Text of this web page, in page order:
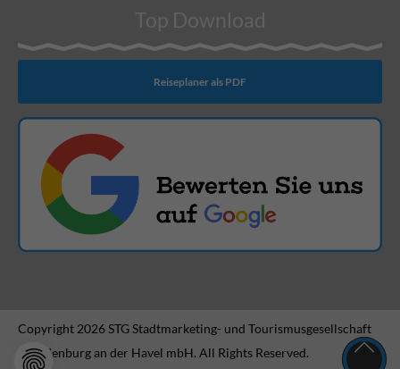
Top Download
Reiseplaner als PDF
Copyright 2026 STG Stadtmarketing- und Tourismusgesellschaft
Brandenburg an der Havel mbH. All Rights Reserved.